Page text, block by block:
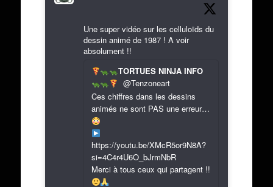
Une super vidéo sur les celluloïds du
dessin animé de 1987 ! A voir
absolument !!
TORTUES NINJA INFO
@Tenzoneart
Ces chiffres dans les dessins
animés ne sont PAS une erreur…
https://youtu.be/XMcR5or9N8A?
si=4C4r4U6O_bJrmNbR
Merci à tous ceux qui partagent !!